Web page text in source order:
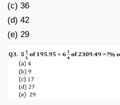
(c) 36
(d) 42
(e) 29